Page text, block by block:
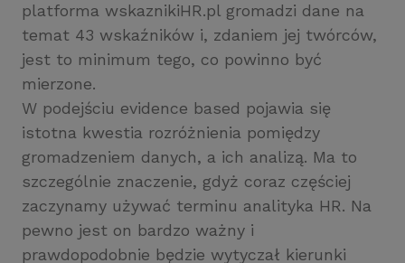
platforma wskaznikiHR.pl gromadzi dane na
temat 43 wskaźników i, zdaniem jej twórców,
jest to minimum tego, co powinno być
mierzone.
W podejściu evidence based pojawia się
istotna kwestia rozróżnienia pomiędzy
gromadzeniem danych, a ich analizą. Ma to
szczególnie znaczenie, gdyż coraz częściej
zaczynamy używać terminu analityka HR. Na
pewno jest on bardzo ważny i
prawdopodobnie będzie wytyczał kierunki